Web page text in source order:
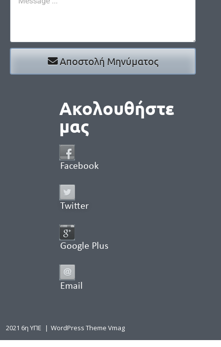
Αποστολή Μηνύματος
Ακολουθήστε
μας
Facebook
Twitter
Google Plus
Email
2021 6η ΥΠΕ | WordPress Theme Vmag